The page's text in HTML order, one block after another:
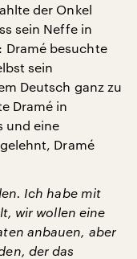
der Onkel
sein Neffe in
Dramé besuchte
sein
Deutsch ganz zu
Dramé in
und eine
Dramé
Ich habe mit
wir wollen eine
anbauen, aber
der das